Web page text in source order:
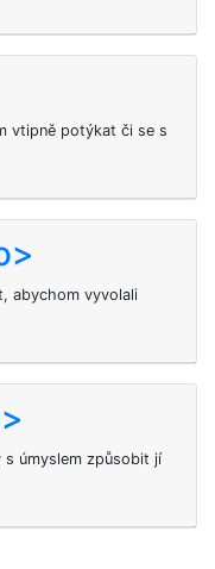
vtipně potýkat či se s
abychom vyvolali
s úmyslem způsobit jí